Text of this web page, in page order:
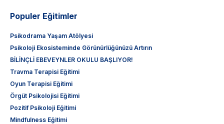
Populer Eğitimler
Psikodrama Yaşam Atölyesi
Psikoloji Ekosisteminde Görünürlüğünüzü Artırın
BİLİNÇLİ EBEVEYNLER OKULU BAŞLIYOR!
Travma Terapisi Eğitimi
Oyun Terapisi Eğitimi
Örgüt Psikolojisi Eğitimi
Pozitif Psikoloji Eğitimi
Mindfulness Eğitimi